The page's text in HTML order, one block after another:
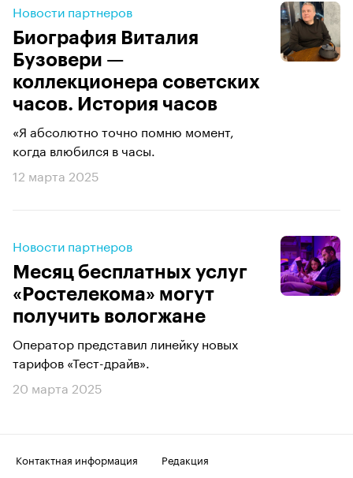
Новости партнеров
Биография Виталия
Бузовери —
коллекционера советских
часов. История часов
«Я абсолютно точно помню момент,
когда влюбился в часы.
12 марта 2025
Новости партнеров
Месяц бесплатных услуг
«Ростелекома» могут
получить вологжане
Оператор представил линейку новых
тарифов «Тест-драйв».
20 марта 2025
Контактная информация
Редакция